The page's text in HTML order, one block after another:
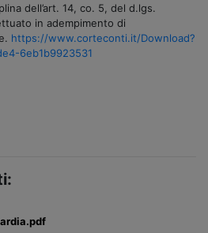
dell’art. 14, co. 5, del d.lgs.
in adempimento di
https://www.corteconti.it/Download?
6eb1b9923531